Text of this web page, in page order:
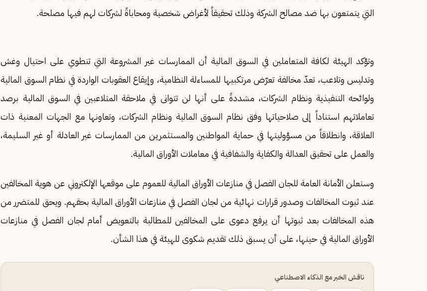
التي يتمتعون بها ضد مصالح الشركة وذلك تحقيقاً لأغراض شخصية ومحاباةً لشركات لهم فيها مصلحة.
وتؤكد الهيئة لكافة المتعاملين في السوق المالية أن الممارسات غير المشروعة التي تنطوي على احتيال وغش
وتدليس وتلاعب، تعدّ مخالفة تعرّض مرتكبيها للمساءلة النظامية، وإيقاع العقوبات الواردة في نظام السوق المالية
ولوائحه التنفيذية ونظام الشركات، مشددةً على أنها لن تتوانى في ملاحقة المتلاعبين في السوق المالية برصد
تعاملاتهم استناداً إلى صلاحياتها وفق نظام السوق المالية ونظام الشركات، وتعاونها مع الجهات المعنية ذات
العلاقة، وانطلاقاً من مسؤوليتها في حماية المواطنين والمستثمرين من الممارسات غير العادلة أو غير السليمة،
والعمل على تحقيق العدالة والكفاية والشفافية في معاملات الأوراق المالية.
وستعلن الأمانة العامة للجان الفصل في منازعات الأوراق المالية للعموم على موقعها الإلكتروني عن هوية المخالفين
عند ثبوت المخالفات وصدور قرارات نهائية من لجان الفصل في منازعات الأوراق المالية بحقهم. ويحق للمتضرر من
هذه المخالفات بعد ثبوتها أن يرفع دعوى على المخالفين للمطالبة بالتعويض أمام لجان الفصل في منازعات
الأوراق المالية في حينها، على أن يسبق ذلك تقديم شكوى للهيئة في هذا الشأن.​
ناقش الخبر مع الذكاء الاصطناعي